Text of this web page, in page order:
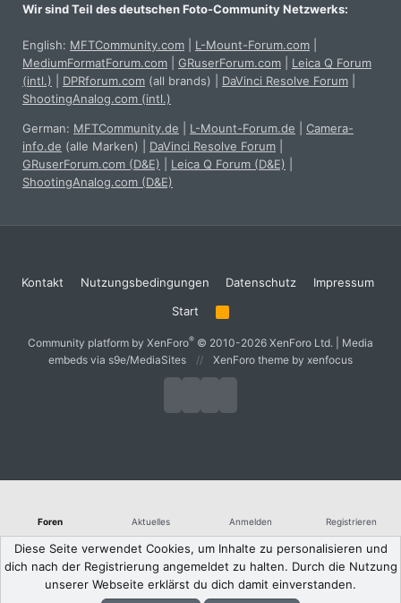
Wir sind Teil des deutschen Foto-Community Netzwerks:
English: MFTCommunity.com L-Mount-Forum.com
MediumFormatForum.com
GRuserForum.com
Leica Q Forum
(intl.)
DPRforum.com (all brands) DaVinci Resolve Forum
ShootingAnalog.com (intl.)
German: MFTCommunity.de L-Mount-Forum.de
Camera-
info.de (alle Marken) DaVinci Resolve Forum
GRuserForum.com (D&E)
Leica Q Forum (D&E)
ShootingAnalog.com (D&E)
Kontakt Nutzungsbedingungen Datenschutz
Impressum
Start
R
S
Community platform by XenForo® © 2010-2026 XenForo Ltd.
Media
embeds via s9e/MediaSites
XenForo theme by xenfocus
Foren Aktuelles Anmelden Registrieren
Diese Seite verwendet Cookies, um Inhalte zu personalisieren und
dich nach der Registrierung angemeldet zu halten. Durch die Nutzung
unserer Webseite erklärst du dich damit einverstanden.